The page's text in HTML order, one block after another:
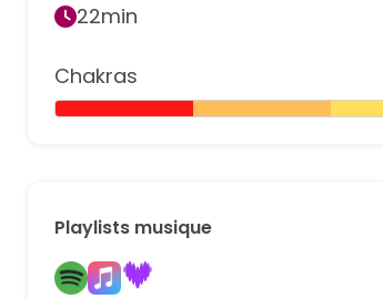
Chakras
22min
Playlists musique